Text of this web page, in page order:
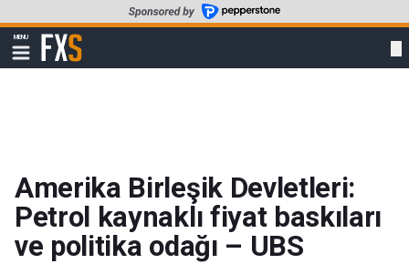
to
main
content
MENU
Show
navigation
FXStreet
Amerika Birleşik Devletleri:
Petrol kaynaklı fiyat baskıları
ve politika odağı – UBS